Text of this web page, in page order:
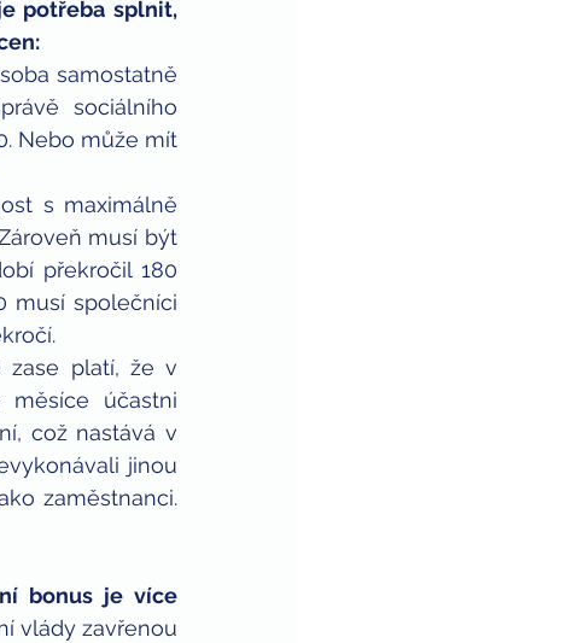
potřeba splnit,
samostatně
sociálního
Nebo může mít
s maximálně
musí být
překročil 180
musí společníci
zase platí, že v
měsíce účastni
což nastává v
jinou
zaměstnanci.
bonus je více
vlády zavřenou